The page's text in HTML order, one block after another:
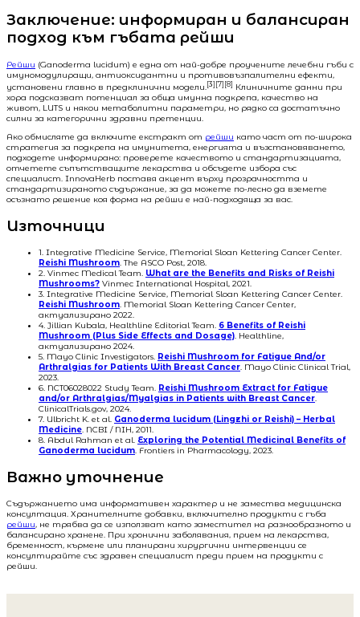
Заключение: информиран и балансиран
подход към гъбата рейши
Рейши (Ganoderma lucidum) е една от най-добре проучените лечебни гъби с
имуномодулиращи, антиоксидантни и противовъзпалителни ефекти,
установени главно в предклинични модели.[3][7][8] Клиничните данни при
хора подсказват потенциал за обща имунна подкрепа, качество на
живот, LUTS и някои метаболитни параметри, но рядко са достатъчно
силни за категорични здравни претенции.
Ако обмисляте да включите екстракт от рейши като част от по-широка
стратегия за подкрепа на имунитета, енергията и възстановяването,
подходете информирано: проверете качеството и стандартизацията,
отчетете съпътстващите лекарства и обсъдете избора със
специалист. InnovaHerb поставя акцент върху прозрачността и
стандартизираното съдържание, за да можете по-лесно да вземете
осъзнато решение коя форма на рейши е най-подходяща за вас.
Източници
1. Integrative Medicine Service, Memorial Sloan Kettering Cancer Center.
Reishi Mushroom. The ASCO Post, 2018.
2. Vinmec Medical Team. What are the Benefits and Risks of Reishi
Mushrooms? Vinmec International Hospital, 2021.
3. Integrative Medicine Service, Memorial Sloan Kettering Cancer Center.
Reishi Mushroom. Memorial Sloan Kettering Cancer Center,
актуализирано 2022.
4. Jillian Kubala, Healthline Editorial Team. 6 Benefits of Reishi
Mushroom (Plus Side Effects and Dosage). Healthline,
актуализирано 2024.
5. Mayo Clinic Investigators. Reishi Mushroom for Fatigue And/or
Arthralgias for Patients With Breast Cancer. Mayo Clinic Clinical Trial,
2023.
6. NCT06028022 Study Team. Reishi Mushroom Extract for Fatigue
and/or Arthralgias/Myalgias in Patients with Breast Cancer.
ClinicalTrials.gov, 2024.
7. Ulbricht K. et al. Ganoderma lucidum (Lingzhi or Reishi) – Herbal
Medicine. NCBI / NIH, 2011.
8. Abdul Rahman et al. Exploring the Potential Medicinal Benefits of
Ganoderma lucidum. Frontiers in Pharmacology, 2023.
Важно уточнение
Съдържанието има информативен характер и не замества медицинска
консултация. Хранителните добавки, включително продукти с гъба
рейши, не трябва да се използват като заместител на разнообразното и
балансирано хранене. При хронични заболявания, прием на лекарства,
бременност, кърмене или планирани хирургични интервенции се
консултирайте със здравен специалист преди прием на продукти с
рейши.